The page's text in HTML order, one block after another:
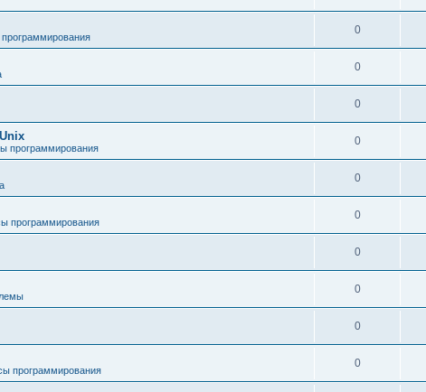
0
0
0
программирования
0
0
программирования
0
0
0
0
программирования
0